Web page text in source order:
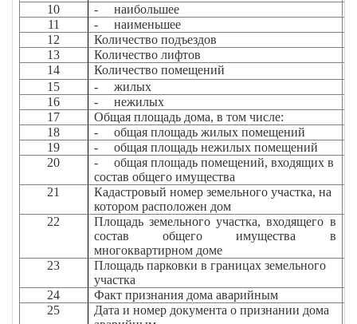
10
- наибольшее
11
- наименьшее
12
Количество подъездов
13
Количество лифтов
14
Количество помещений
15
- жилых
16
- нежилых
17
Общая площадь дома, в том числе:
18
- общая площадь жилых помещений
19
- общая площадь нежилых помещений
20
- общая площадь помещений, входящих в
состав общего имущества
21
Кадастровый номер земельного участка, на
котором расположен дом
22
Площадь земельного участка, входящего в
состав общего имущества в
многоквартирном доме
23
Площадь парковки в границах земельного
участка
24
Факт признания дома аварийным
25
Дата и номер документа о признании дома